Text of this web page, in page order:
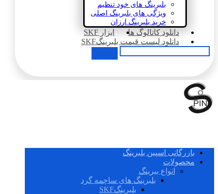
بلبرینگ های خود تنظیم
ویژگی های بلبرینگ اصلی
خرید بلبرینگ ارزان
دانلود کاتالوگ ها
ابزار SKF
دانلود لیست قیمت بلبرینگSKF
بازرگانی اسپین بلبرینگ
محصولات
انواع بیرینگ
بلبرینگ های ساچمه گرد
بلبرینگSKF